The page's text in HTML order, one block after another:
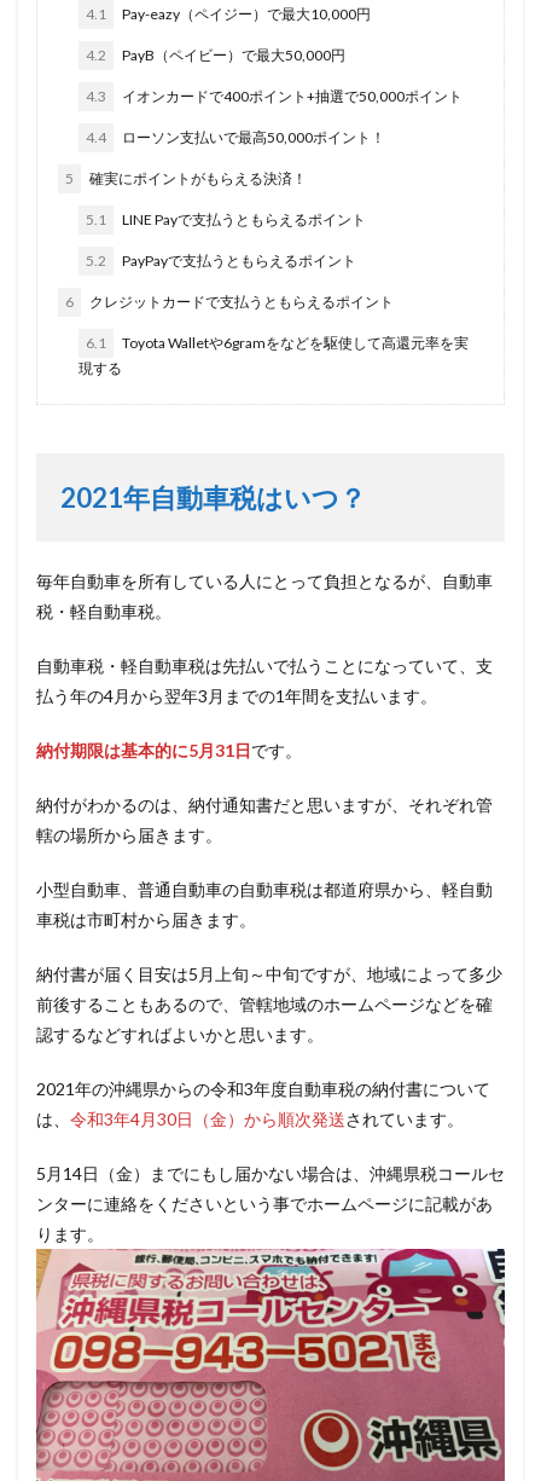
4.1 Pay-eazy（ペイジー）で最大10,000円
4.2 PayB（ペイビー）で最大50,000円
4.3 イオンカードで400ポイント+抽選で50,000ポイント
4.4 ローソン支払いで最高50,000ポイント！
5 確実にポイントがもらえる決済！
5.1 LINE Payで支払うともらえるポイント
5.2 PayPayで支払うともらえるポイント
6 クレジットカードで支払うともらえるポイント
6.1
Toyota Walletや6gramをなどを駆使して高還元率を実
現する
2021年自動車税はいつ？
毎年自動車を所有している人にとって負担となるが、自動車
税・軽自動車税。
自動車税・軽自動車税は先払いで払うことになっていて、支
払う年の4月から翌年3月までの1年間を支払います。
納付期限は基本的に5月31日です。
納付がわかるのは、納付通知書だと思いますが、それぞれ管
轄の場所から届きます。
小型自動車、普通自動車の自動車税は都道府県から、軽自動
車税は市町村から届きます。
納付書が届く目安は5月上旬～中旬ですが、地域によって多少
前後することもあるので、管轄地域のホームページなどを確
認するなどすればよいかと思います。
2021年の沖縄県からの令和3年度自動車税の納付書について
は、 令和3年4月30日（金）から順次発送されています。
5月14日（金）までにもし届かない場合は、沖縄県税コールセ
ンターに連絡をくださいという事でホームページに記載があ
ります。